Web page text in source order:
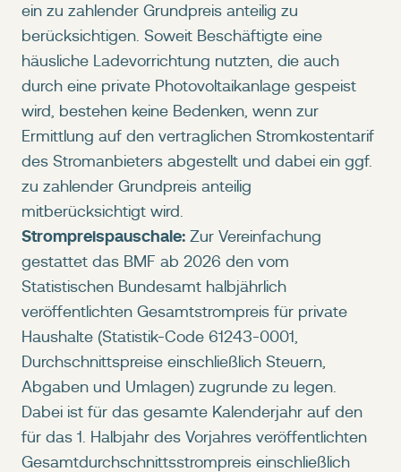
ein zu zahlender Grundpreis anteilig zu
berücksichtigen. Soweit Beschäftigte eine
häusliche Ladevorrichtung nutzten, die auch
durch eine private Photovoltaikanlage gespeist
wird, bestehen keine Bedenken, wenn zur
Ermittlung auf den vertraglichen Stromkostentarif
des Stromanbieters abgestellt und dabei ein ggf.
zu zahlender Grundpreis anteilig
mitberücksichtigt wird.
Strompreispauschale: Zur Vereinfachung
gestattet das BMF ab 2026 den vom
Statistischen Bundesamt halbjährlich
veröffentlichten Gesamtstrompreis für private
Haushalte (Statistik-Code 61243-0001,
Durchschnittspreise einschließlich Steuern,
Abgaben und Umlagen) zugrunde zu legen.
Dabei ist für das gesamte Kalenderjahr auf den
für das 1. Halbjahr des Vorjahres veröffentlichten
Gesamtdurchschnittsstrompreis einschließlich